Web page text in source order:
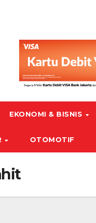
EKONOMI & BISNIS
OTOMOTIF